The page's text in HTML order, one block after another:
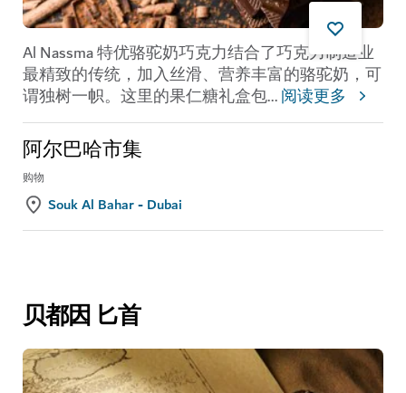
Al Nassma 特优骆驼奶巧克力结合了巧克力制造业
最精致的传统，加入丝滑、营养丰富的骆驼奶，可
谓独树一帜。这里的果仁糖礼盒包...阅读更多
阿尔巴哈市集
购物
Souk Al Bahar - Dubai
贝都因 匕首